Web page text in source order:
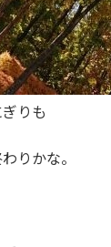
りも
りかな。